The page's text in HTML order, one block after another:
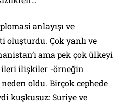
anlayışı ve
oluşturdu. Çok yanlı ve
ama pek çok ülkeyi
ileri ilişkiler -örneğin
neden oldu. Birçok cephede
kuşkusuz: Suriye ve